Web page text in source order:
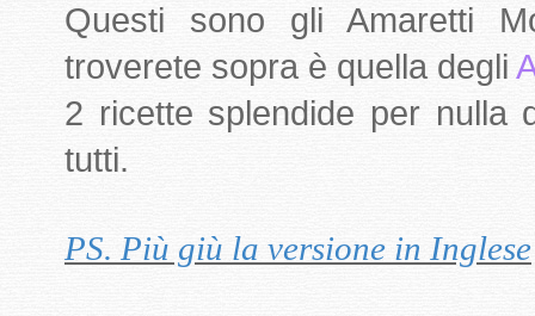
Questi sono gli Amaretti
troverete sopra è quella degli
2 ricette splendide per nulla
tutti.
PS. Più giù la versione in Inglese